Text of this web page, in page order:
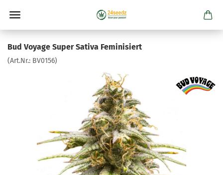
Bud Voyage Super Sativa Feminisiert
(Art.Nr.: BV0156)